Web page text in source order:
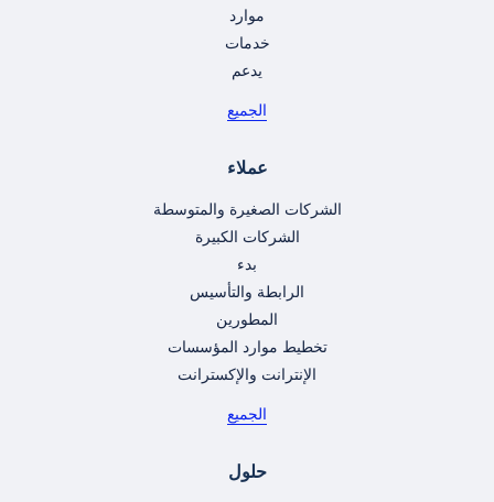
موارد
خدمات
يدعم
الجميع
عملاء
الشركات الصغيرة والمتوسطة
الشركات الكبيرة
بدء
الرابطة والتأسيس
المطورين
تخطيط موارد المؤسسات
الإنترانت والإكسترانت
الجميع
حلول